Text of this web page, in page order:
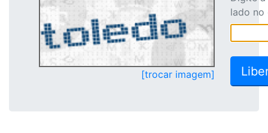
[trocar imagem]
lado no